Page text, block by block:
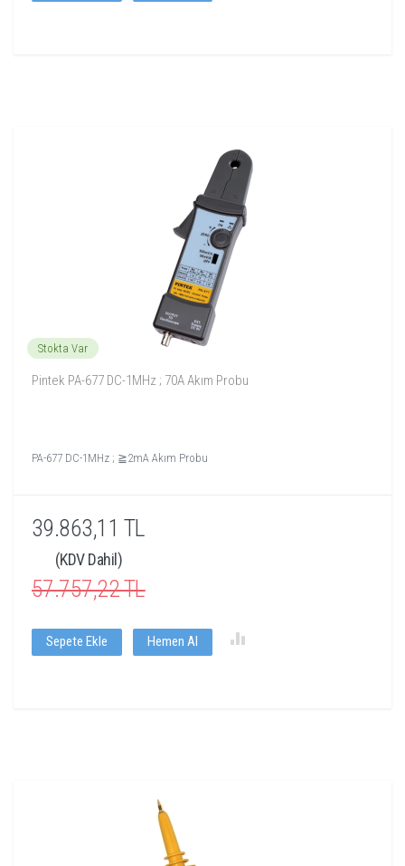
Stokta Var
Pintek PA-677 DC-1MHz ; 70A Akım Probu
PA-677 DC-1MHz ; ≧2mA Akım Probu
39.863,11 TL
(KDV Dahil)
57.757,22 TL
Sepete Ekle Hemen Al